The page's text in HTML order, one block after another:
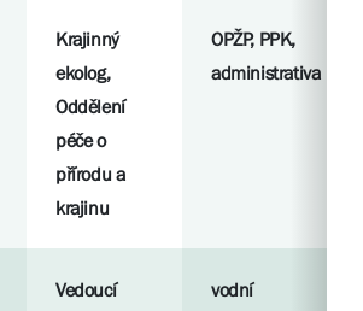
Krajinný
ekolog,
Oddělení
péče o
přírodu a
krajinu
OPŽP, PPK,
administrativa
Vedoucí
vodní